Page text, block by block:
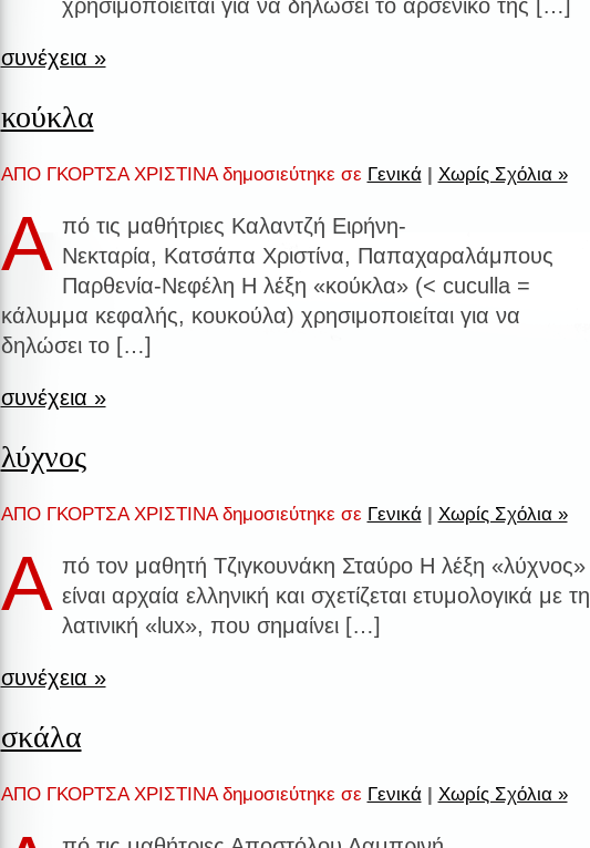
χρησιμοποιείται για να δηλώσει το αρσενικό της […]
συνέχεια »
κούκλα
ΑΠΟ ΓΚΟΡΤΣΑ ΧΡΙΣΤΙΝΑ δημοσιεύτηκε σε Γενικά | Χωρίς Σχόλια »
Α πό τις μαθήτριες Καλαντζή Ειρήνη-
Νεκταρία, Κατσάπα Χριστίνα, Παπαχαραλάμπους
Παρθενία-Νεφέλη Η λέξη «κούκλα» (< cuculla =
κάλυμμα κεφαλής, κουκούλα) χρησιμοποιείται για να
δηλώσει το […]
συνέχεια »
λύχνος
ΑΠΟ ΓΚΟΡΤΣΑ ΧΡΙΣΤΙΝΑ δημοσιεύτηκε σε Γενικά Χωρίς Σχόλια »
Α πό τον μαθητή Τζιγκουνάκη Σταύρο Η λέξη «λύχνος»
είναι αρχαία ελληνική και σχετίζεται ετυμολογικά με τη
λατινική «lux», που σημαίνει […]
συνέχεια »
σκάλα
ΑΠΟ ΓΚΟΡΤΣΑ ΧΡΙΣΤΙΝΑ δημοσιεύτηκε σε Γενικά Χωρίς Σχόλια »